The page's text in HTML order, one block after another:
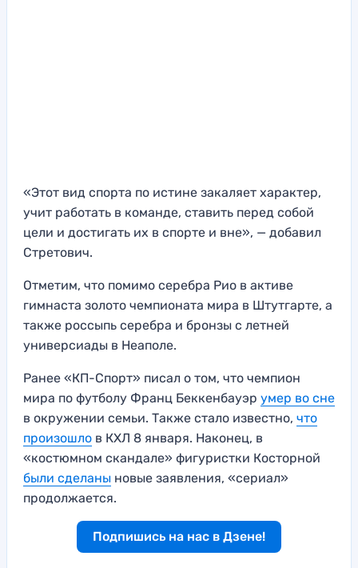
«Этот вид спорта по истине закаляет характер,
учит работать в команде, ставить перед собой
цели и достигать их в спорте и вне», — добавил
Стретович.
Отметим, что помимо серебра Рио в активе
гимнаста золото чемпионата мира в Штутгарте, а
также россыпь серебра и бронзы с летней
универсиады в Неаполе.
Ранее «КП-Спорт» писал о том, что чемпион
мира по футболу Франц Беккенбауэр умер во сне
в окружении семьи. Также стало известно, что
произошло в КХЛ 8 января. Наконец, в
«костюмном скандале» фигуристки Косторной
были сделаны новые заявления, «сериал»
продолжается.
Подпишись на нас в Дзене!